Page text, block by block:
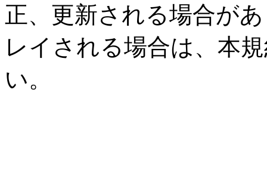
正、更新される場合が
レイされる場合は、本
い。